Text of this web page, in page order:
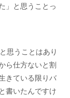
」と思うことっ
思うことはあり
ら仕方ないと割
きている限りバ
書いたんですけ